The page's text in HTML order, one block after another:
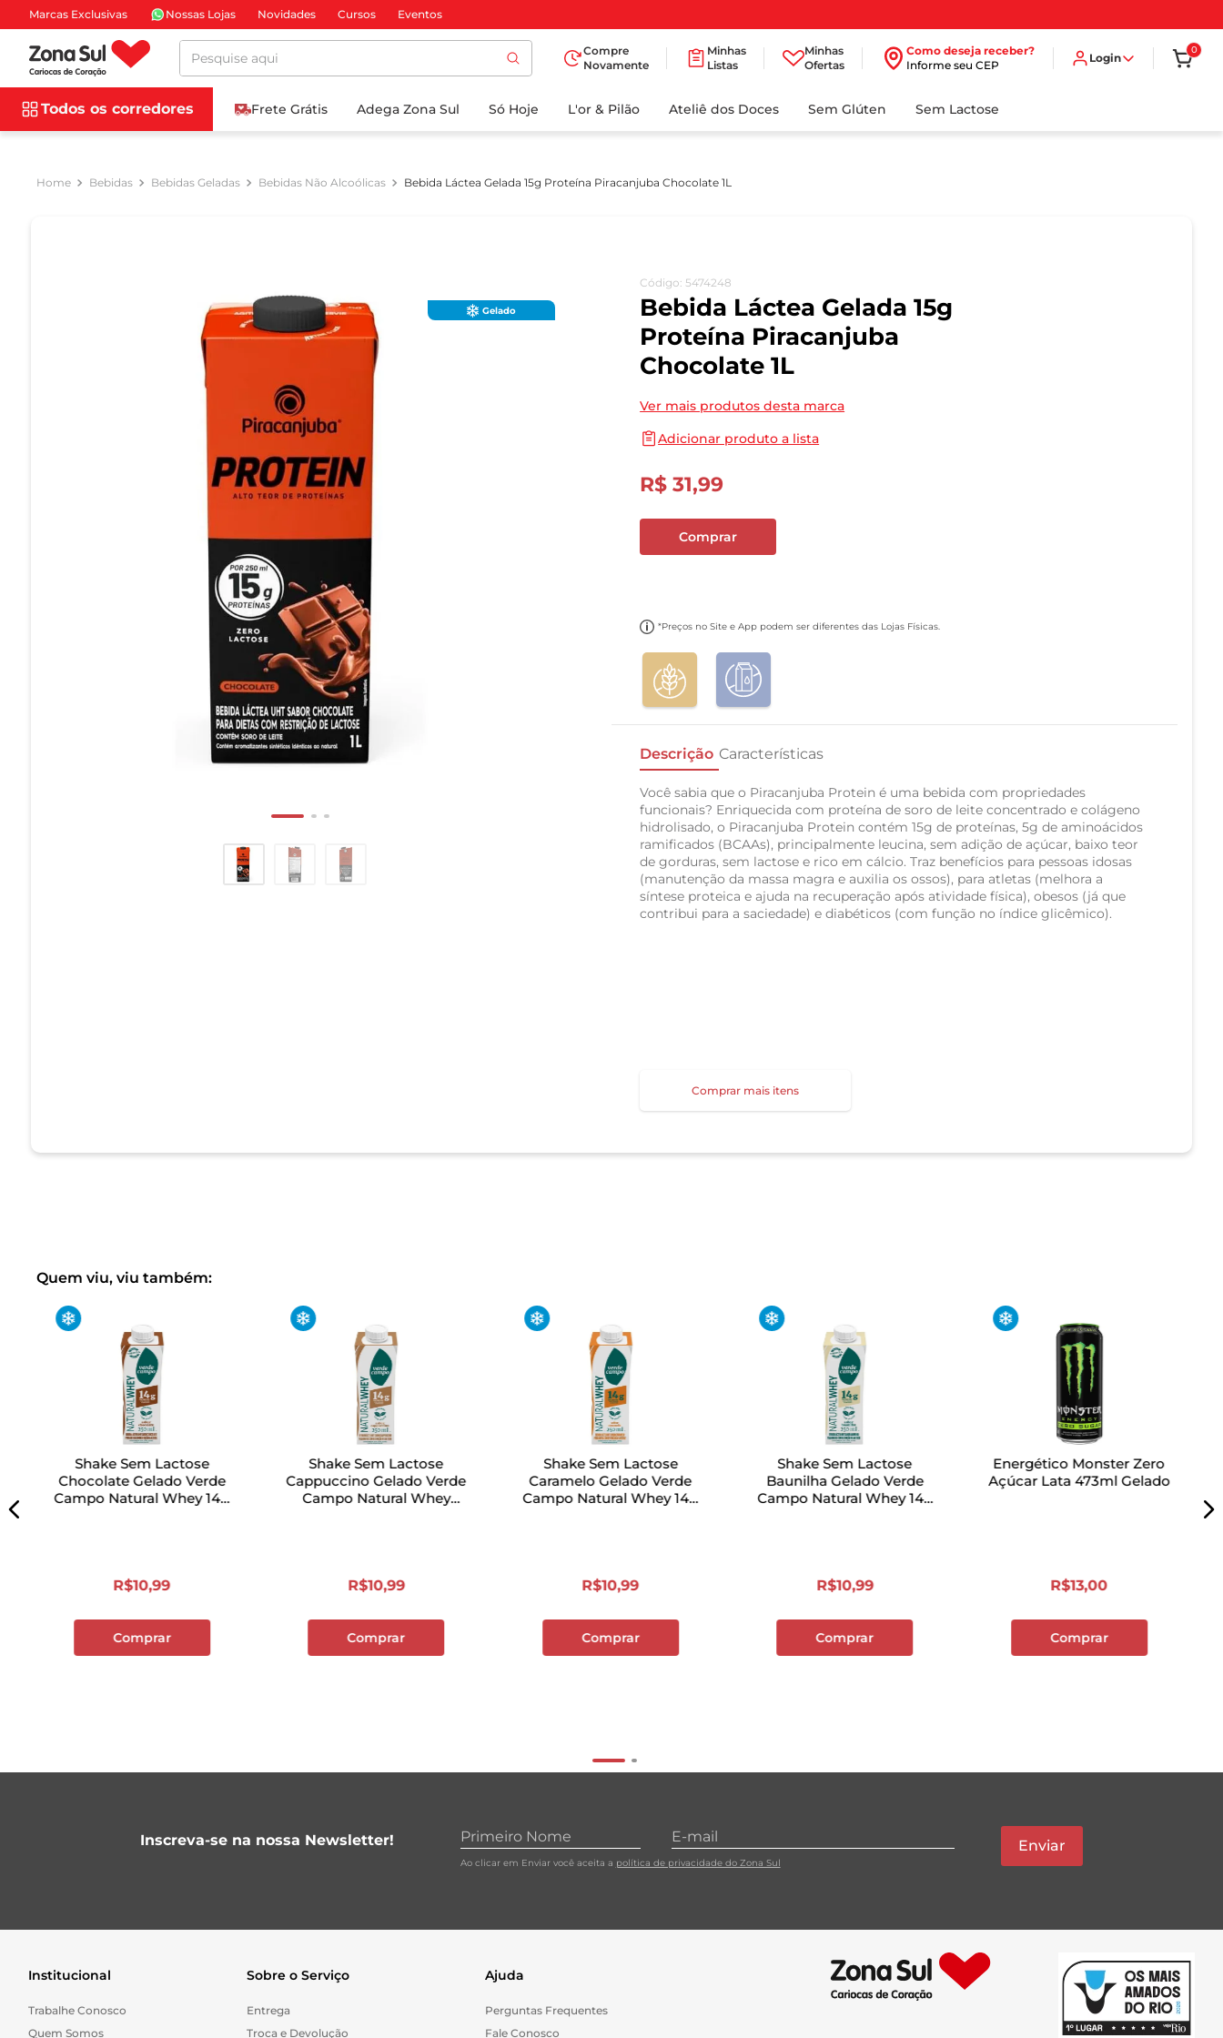
Marcas Exclusivas Nossas Lojas Novidades Cursos Eventos
Pesquise aqui
Compre
Novamente
Minhas
Listas
Minhas
Ofertas
Como deseja receber?
Informe seu CEP
Login
0
Todos os corredores Frete Grátis Adega Zona Sul Só Hoje L'or & Pilão Ateliê dos Doces Sem Glúten Sem Lactose
Bebidas Bebidas Geladas Bebidas Não Alcoólicas Bebida Láctea Gelada 15g Proteína Piracanjuba Chocolate 1L
Gelado
Código: 5474248
Bebida Láctea Gelada 15g
Proteína Piracanjuba
Chocolate 1L
Ver mais produtos desta marca
Adicionar produto a lista
R$ 31,99
Comprar
*Preços no Site e App podem ser diferentes das Lojas Físicas.
Descrição Características
Você sabia que o Piracanjuba Protein é uma bebida com propriedades
funcionais? Enriquecida com proteína de soro de leite concentrado e colágeno
hidrolisado, o Piracanjuba Protein contém 15g de proteínas, 5g de aminoácidos
ramificados (BCAAs), principalmente leucina, sem adição de açúcar, baixo teor
de gorduras, sem lactose e rico em cálcio. Traz benefícios para pessoas idosas
(manutenção da massa magra e auxilia os ossos), para atletas (melhora a
síntese proteica e ajuda na recuperação após atividade física), obesos (já que
contribui para a saciedade) e diabéticos (com função no índice glicêmico).
Comprar mais itens
Quem viu, viu também:
Shake Sem Lactose
Chocolate Gelado Verde
Campo Natural Whey 14g
R$10,99
Comprar
Shake Sem Lactose
Cappuccino Gelado Verde
Campo Natural Whey
R$10,99
Comprar
Shake Sem Lactose
Caramelo Gelado Verde
Campo Natural Whey 14g
R$10,99
Comprar
Shake Sem Lactose
Baunilha Gelado Verde
Campo Natural Whey 14g
R$10,99
Comprar
Energético Monster Zero
Açúcar Lata 473ml Gelado
R$13,00
Comprar
Inscreva-se na nossa Newsletter!
Ao clicar em Enviar você aceita a política de privacidade do Zona Sul
Enviar
Institucional
Trabalhe Conosco
Quem Somos
Sobre o Serviço
Entrega
Troca e Devolução
Ajuda
Perguntas Frequentes
Fale Conosco
BUSCADOS
6